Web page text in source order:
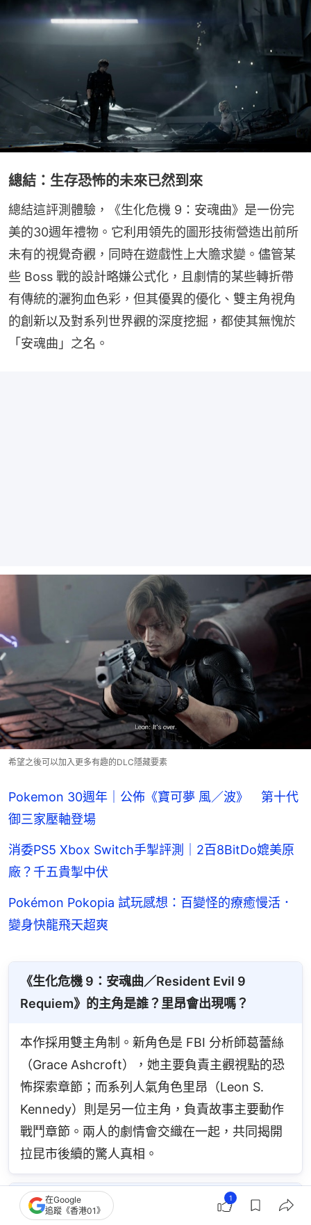
總結：生存恐怖的未來已然到來
總結這評測體驗，《生化危機 9：安魂曲》是一份完
美的30週年禮物。它利用領先的圖形技術營造出前所
未有的視覺奇觀，同時在遊戲性上大膽求變。儘管某
些 Boss 戰的設計略嫌公式化，且劇情的某些轉折帶
有傳統的灑狗血色彩，但其優異的優化、雙主角視角
的創新以及對系列世界觀的深度挖掘，都使其無愧於
「安魂曲」之名。
希望之後可以加入更多有趣的DLC隱藏要素
Pokemon 30週年｜公佈《寶可夢 風／波》 第十代
御三家壓軸登場
消委PS5 Xbox Switch手掣評測｜2百8BitDo媲美原
廠？千五貴掣中伏
Pokémon Pokopia 試玩感想：百變怪的療癒慢活．
變身快龍飛天超爽
《生化危機 9：安魂曲／Resident Evil 9
Requiem》的主角是誰？里昂會出現嗎？
本作採用雙主角制。新角色是 FBI 分析師葛蕾絲
（Grace Ashcroft），她主要負責主觀視點的恐
怖探索章節；而系列人氣角色里昂（Leon S.
Kennedy）則是另一位主角，負責故事主要動作
戰鬥章節。兩人的劇情會交織在一起，共同揭開
拉昆市後續的驚人真相。
Resident Evil 9 Requiem 遊戲 遊玩時長大約多
在Google
追蹤《香港01》
1